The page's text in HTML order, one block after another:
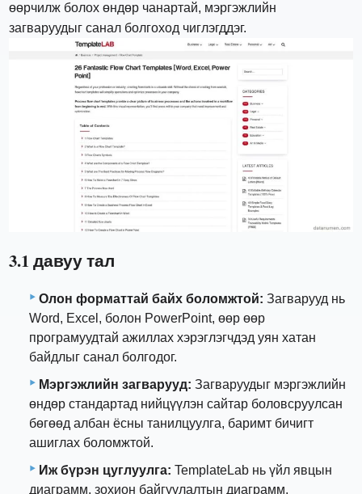
өөрчилж болох өндөр чанартай, мэргэжлийн
загваруудыг санал болгоход чиглэгддэг.
3.1 давуу тал
Олон форматтай байх боломжтой: Загварууд нь
Word, Excel, болон PowerPoint, өөр өөр
програмуудтай ажиллах хэрэглэгчдэд уян хатан
байдлыг санал болгодог.
Мэргэжлийн загварууд: Загваруудыг мэргэжлийн
өндөр стандартад нийцүүлэн сайтар боловсруулсан
бөгөөд албан ёсны танилцуулга, баримт бичигт
ашиглах боломжтой.
Иж бүрэн цуглуулга: TemplateLab нь үйл явцын
диаграмм, зохион байгуулалтын диаграмм,